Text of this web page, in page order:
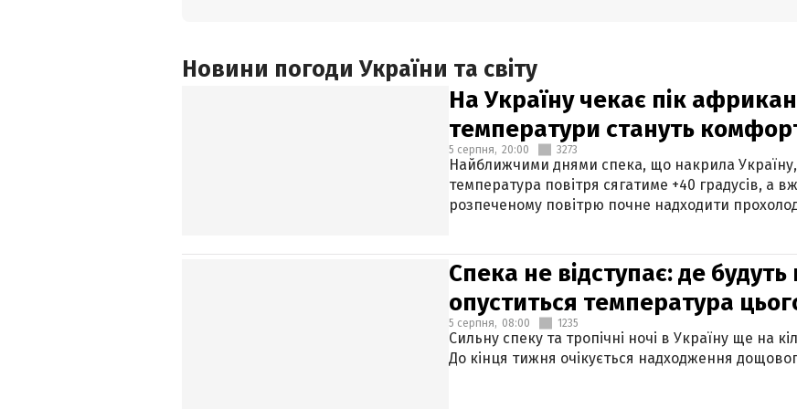
Новини погоди України та світу
На Україну чекає пік
температури стануть
5 серпня, 20:00 3273
Найближчими днями спека, що накрила Україну,
температура повітря сягатиме +40 градусів, а
розпеченому повітрю почне надходити
Спека не відступає: де будуть
опуститься температура
5 серпня, 08:00 1235
Сильну спеку та тропічні ночі в Україну ще на
До кінця тижня очікується надходження